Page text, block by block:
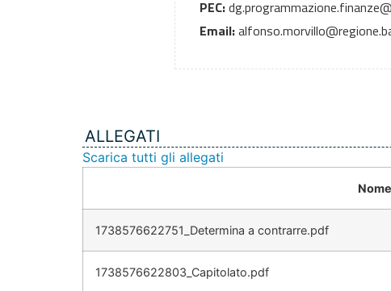
PEC:
Email:
ALLEGATI
Scarica tutti gli allegati
1738576622751_Determina a contrarre.pdf
1738576622803_Capitolato.pdf